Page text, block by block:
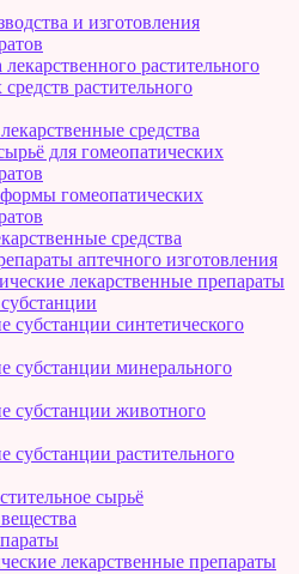
и изготовления
растительного
растительного
средства
для гомеопатических
гомеопатических
средства
аптечного изготовления
лекарственные препараты
субстанции синтетического
субстанции минерального
субстанции животного
субстанции растительного
сырьё
лекарственные препараты